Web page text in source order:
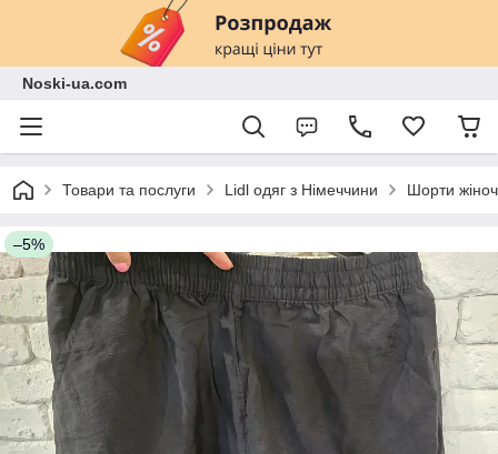
Noski-ua.com
Товари та послуги Lidl одяг з Німеччини Шорти
–5%